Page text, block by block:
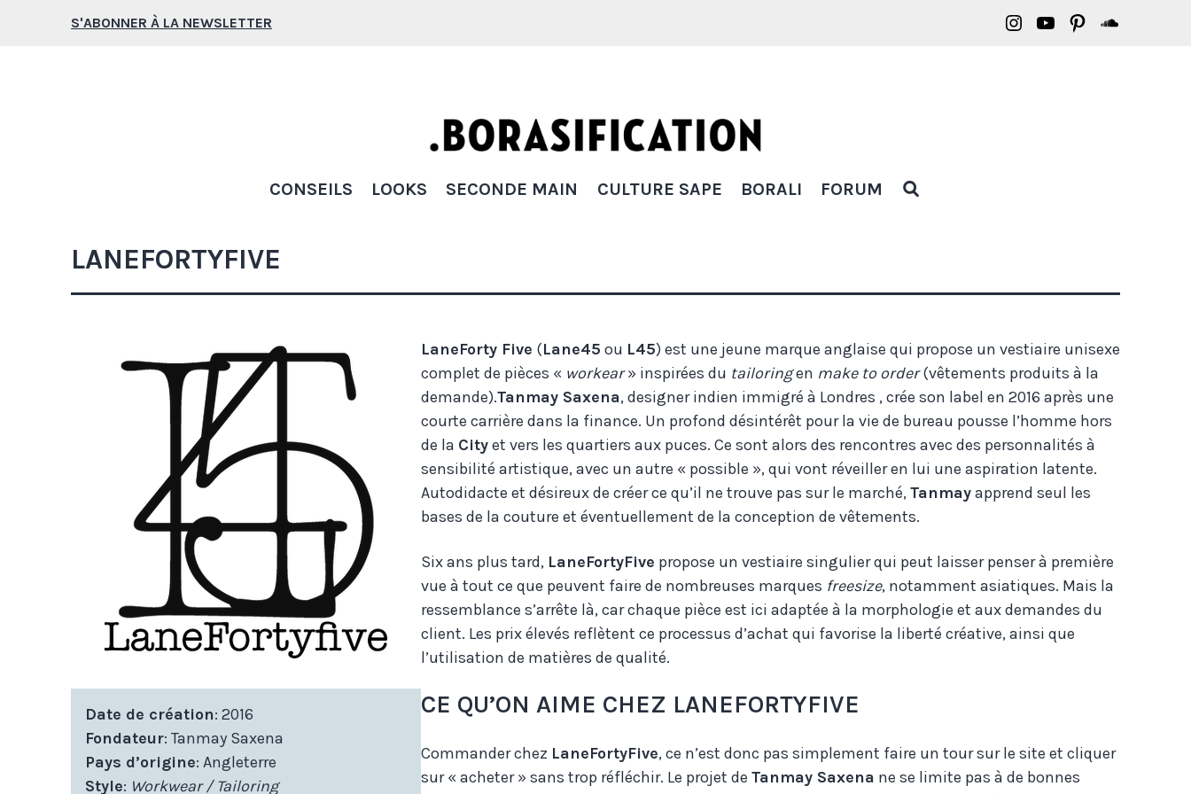
S'ABONNER À LA NEWSLETTER
Borasification
Borasification
Borasification
Borasification
CONSEILS LOOKS SECONDE MAIN CULTURE SAPE BORALI FORUM
LANEFORTYFIVE
LaneForty Five (Lane45 ou L45) est une jeune marque anglaise qui propose un vestiaire unisexe
complet de pièces « workear» inspirées du tailoringen make to order(vêtements produits à la
demande).Tanmay Saxena, designer indien immigré à Londres , crée son label en 2016 après une
courte carrière dans la finance. Un profond désintérêt pour la vie de bureau pousse l’homme hors
de la Cityet vers les quartiers aux puces. Ce sont alors des rencontres avec des personnalités à
sensibilité artistique, avec un autre « possible », qui vont réveiller en lui une aspiration latente.
Autodidacte et désireux de créer ce qu’il ne trouve pas sur le marché,Tanmayapprend seul les
bases de la couture et éventuellement de la conception de vêtements.
Six ans plus tard, LaneFortyFive propose un vestiaire singulier qui peut laisser penser à première
vue à tout ce que peuvent faire de nombreuses marques freesize, notamment asiatiques. Mais la
ressemblance s’arrête là, car chaque pièce est ici adaptée à la morphologie et aux demandes du
client. Les prix élevés reflètent ce processus d’achat qui favorise la liberté créative, ainsi que
l’utilisation de matières de qualité.
Date de création: 2016
Fondateur: Tanmay Saxena
Pays d’origine: Angleterre
Style: Workwear / Tailoring
CE QU’ON AIME CHEZ LANEFORTYFIVE
Commander chez LaneFortyFive, ce n’est donc pas simplement faire un tour sur le site et cliquer
sur « acheter » sans trop réfléchir. Le projet de Tanmay Saxena ne se limite pas à de bonnes